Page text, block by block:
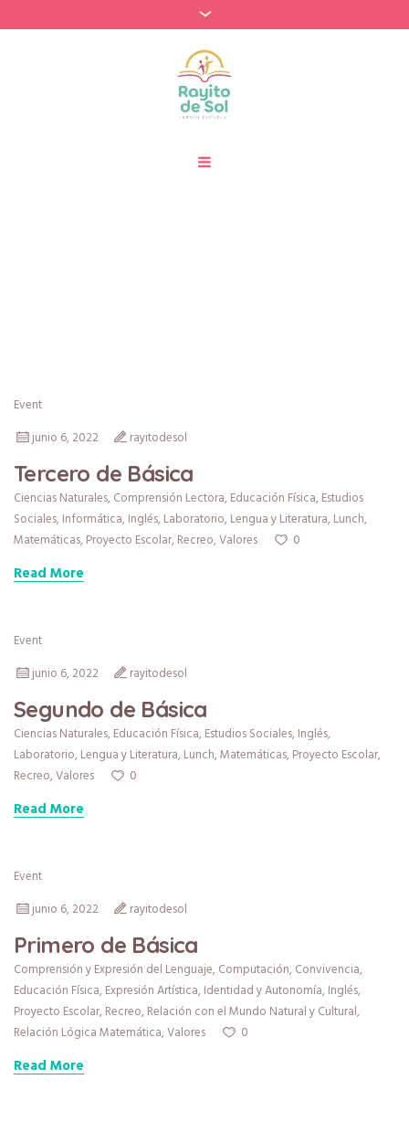
Event
junio 6, 2022
rayitodesol
Tercero de Básica
Ciencias Naturales,Comprensión Lectora,Educación Física,Estudios
Sociales,Informática,Inglés,Laboratorio,Lengua y Literatura,Lunch,
Matemáticas,Proyecto Escolar,Recreo,Valores 0
Read More
Event
junio 6, 2022
rayitodesol
Segundo de Básica
Ciencias Naturales,Educación Física,Estudios Sociales,Inglés,
Laboratorio,Lengua y Literatura,Lunch,Matemáticas,Proyecto Escolar,
Recreo,Valores 0
Read More
Event
junio 6, 2022
rayitodesol
Primero de Básica
Comprensión y Expresión del Lenguaje,Computación,Convivencia,
Educación Física,Expresión Artística,Identidad y Autonomía,Inglés,
Proyecto Escolar,Recreo,Relación con el Mundo Natural y Cultural,
Relación Lógica Matemática,Valores 0
Read More